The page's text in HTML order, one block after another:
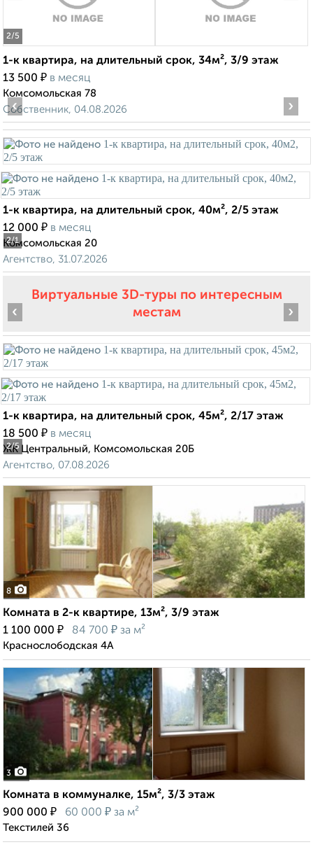
2/5
1-к квартира, на длительный срок, 34м², 3/9 этаж
13 500 ₽ в месяц
Комсомольская 78
Собственник, 04.08.2026
2/1
‹ ›
1-к квартира, на длительный срок, 40м², 2/5 этаж
12 000 ₽ в месяц
Комсомольская 20
Агентство, 31.07.2026
Виртуальные 3D-туры по интересным
местам
2/5
‹ ›
1-к квартира, на длительный срок, 45м², 2/17 этаж
18 500 ₽ в месяц
ЖК Центральный, Комсомольская 20Б
Агентство, 07.08.2026
8
Комната в 2-к квартире, 13м², 3/9 этаж
1 100 000 ₽ 84 700 ₽ за м²
Краснослободская 4А
3
Комната в коммуналке, 15м², 3/3 этаж
900 000 ₽ 60 000 ₽ за м²
Текстилей 36